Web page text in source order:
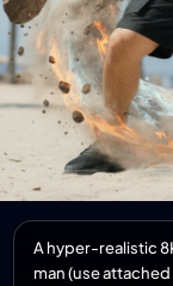
A hyper-realistic
man (use